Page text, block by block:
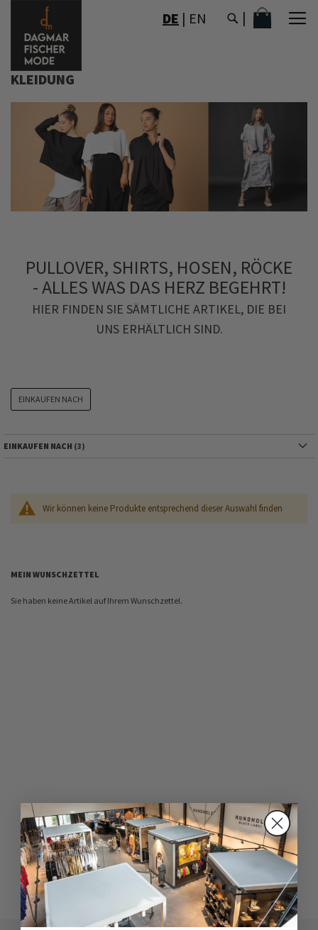
ZUM
DE | EN MEIN
KLEIDUNG
PULLOVER, SHIRTS, HOSEN, RÖCKE
- ALLES WAS DAS HERZ BEGEHRT!
HIER FINDEN SIE SÄMTLICHE ARTIKEL, DIE BEI
UNS ERHÄLTLICH SIND.
Wir können keine Produkte entsprechend dieser Auswahl finden
EINKAUFEN NACH
EINKAUFEN NACH
MEIN WUNSCHZETTEL
Sie haben keine Artikel auf Ihrem Wunschzettel.